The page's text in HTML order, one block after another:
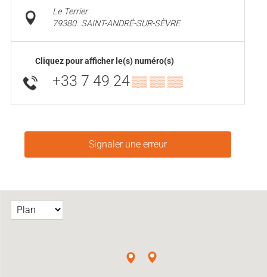
Le Terrier
79380 SAINT-ANDRÉ-SUR-SÈVRE
Cliquez pour afficher le(s) numéro(s)
+33 7 49 24▒▒ ▒▒ ▒▒
Signaler une erreur